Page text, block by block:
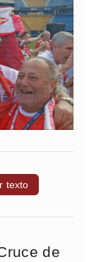
texto
de